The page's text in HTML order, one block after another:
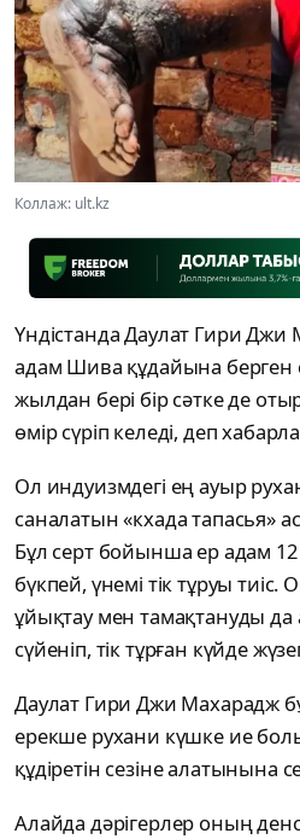
Коллаж: ult.kz
Үндістанда Даулат Гири Джи
адам Шива құдайына берген
жылдан бері бір сәтке де
өмір сүріп келеді, деп
Ол индуизмдегі ең ауыр
саналатын «кхада тапасья»
Бұл серт бойынша ер адам
бүкпей, үнемі тік тұруы
ұйықтау мен тамақтануды да
сүйеніп, тік тұрған күйде
Даулат Гири Джи Махарадж
ерекше рухани күшке ие
құдіретін сезіне алатынына
Алайда дәрігерлер оның